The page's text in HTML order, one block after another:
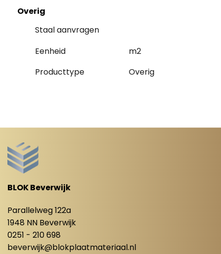
Overig
Staal aanvragen
Eenheid
m2
Producttype
Overig
BLOK Beverwijk
Parallelweg 122a
1948 NN Beverwijk
0251 - 210 698
beverwijk@blokplaatmateriaal.nl